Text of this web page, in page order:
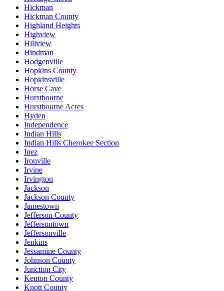
Hickman
Hickman County
Highland Heights
Highview
Hillview
Hindman
Hodgenville
Hopkins County
Hopkinsville
Horse Cave
Hurstbourne
Hurstbourne Acres
Hyden
Independence
Indian Hills
Indian Hills Cherokee Section
Inez
Ironville
Irvine
Irvington
Jackson
Jackson County
Jamestown
Jefferson County
Jeffersontown
Jeffersonville
Jenkins
Jessamine County
Johnson County
Junction City
Kenton County
Knott County